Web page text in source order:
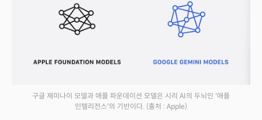
구글 제미나이 모델과 애플 파운데이션 모델은 시리 AI의 두뇌인 '애플
인텔리전스'의 기반이다. (출처 : Apple)